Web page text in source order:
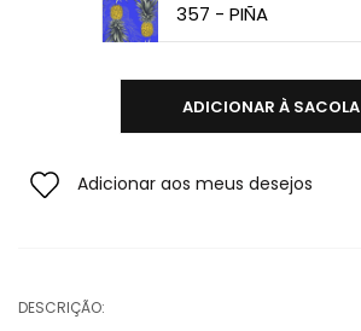
DESCRIÇÃO:
357 - PIÑA
ADICIONAR À SACOLA
Adicionar aos meus desejos